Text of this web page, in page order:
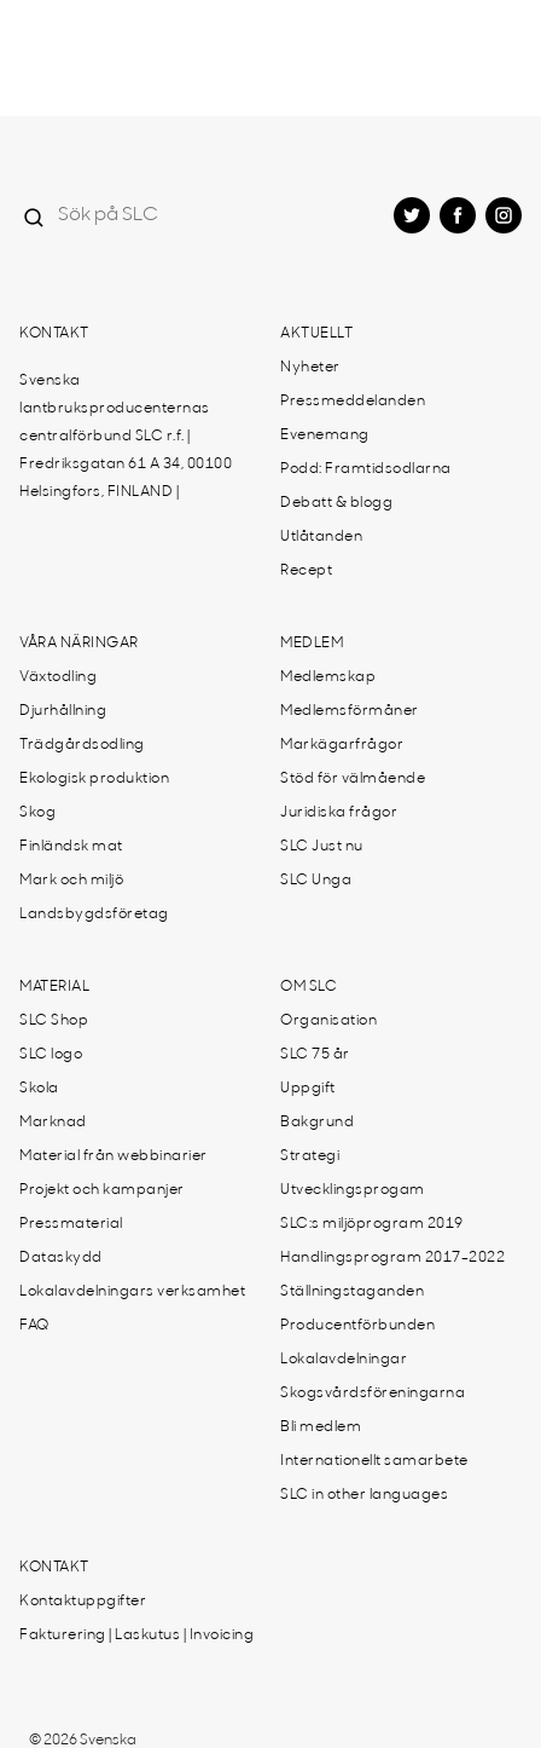
KONTAKT
Svenska
lantbruksproducenternas
centralförbund SLC r.f. |
Fredriksgatan 61 A 34, 00100
Helsingfors, FINLAND |
AKTUELLT
Nyheter
Pressmeddelanden
Evenemang
Podd: Framtidsodlarna
Debatt & blogg
Utlåtanden
Recept
VÅRA NÄRINGAR
Växtodling
Djurhållning
Trädgårdsodling
Ekologisk produktion
Skog
Finländsk mat
Mark och miljö
Landsbygdsföretag
MEDLEM
Medlemskap
Medlemsförmåner
Markägarfrågor
Stöd för välmående
Juridiska frågor
SLC Just nu
SLC Unga
MATERIAL
SLC Shop
SLC logo
Skola
Marknad
Material från webbinarier
Projekt och kampanjer
Pressmaterial
Dataskydd
Lokalavdelningars verksamhet
FAQ
OM SLC
Organisation
SLC 75 år
Uppgift
Bakgrund
Strategi
Utvecklingsprogam
SLC:s miljöprogram 2019
Handlingsprogram 2017-2022
Ställningstaganden
Producentförbunden
Lokalavdelningar
Skogsvårdsföreningarna
Bli medlem
Internationellt samarbete
SLC in other languages
KONTAKT
Kontaktuppgifter
Fakturering | Laskutus | Invoicing
© 2026 Svenska